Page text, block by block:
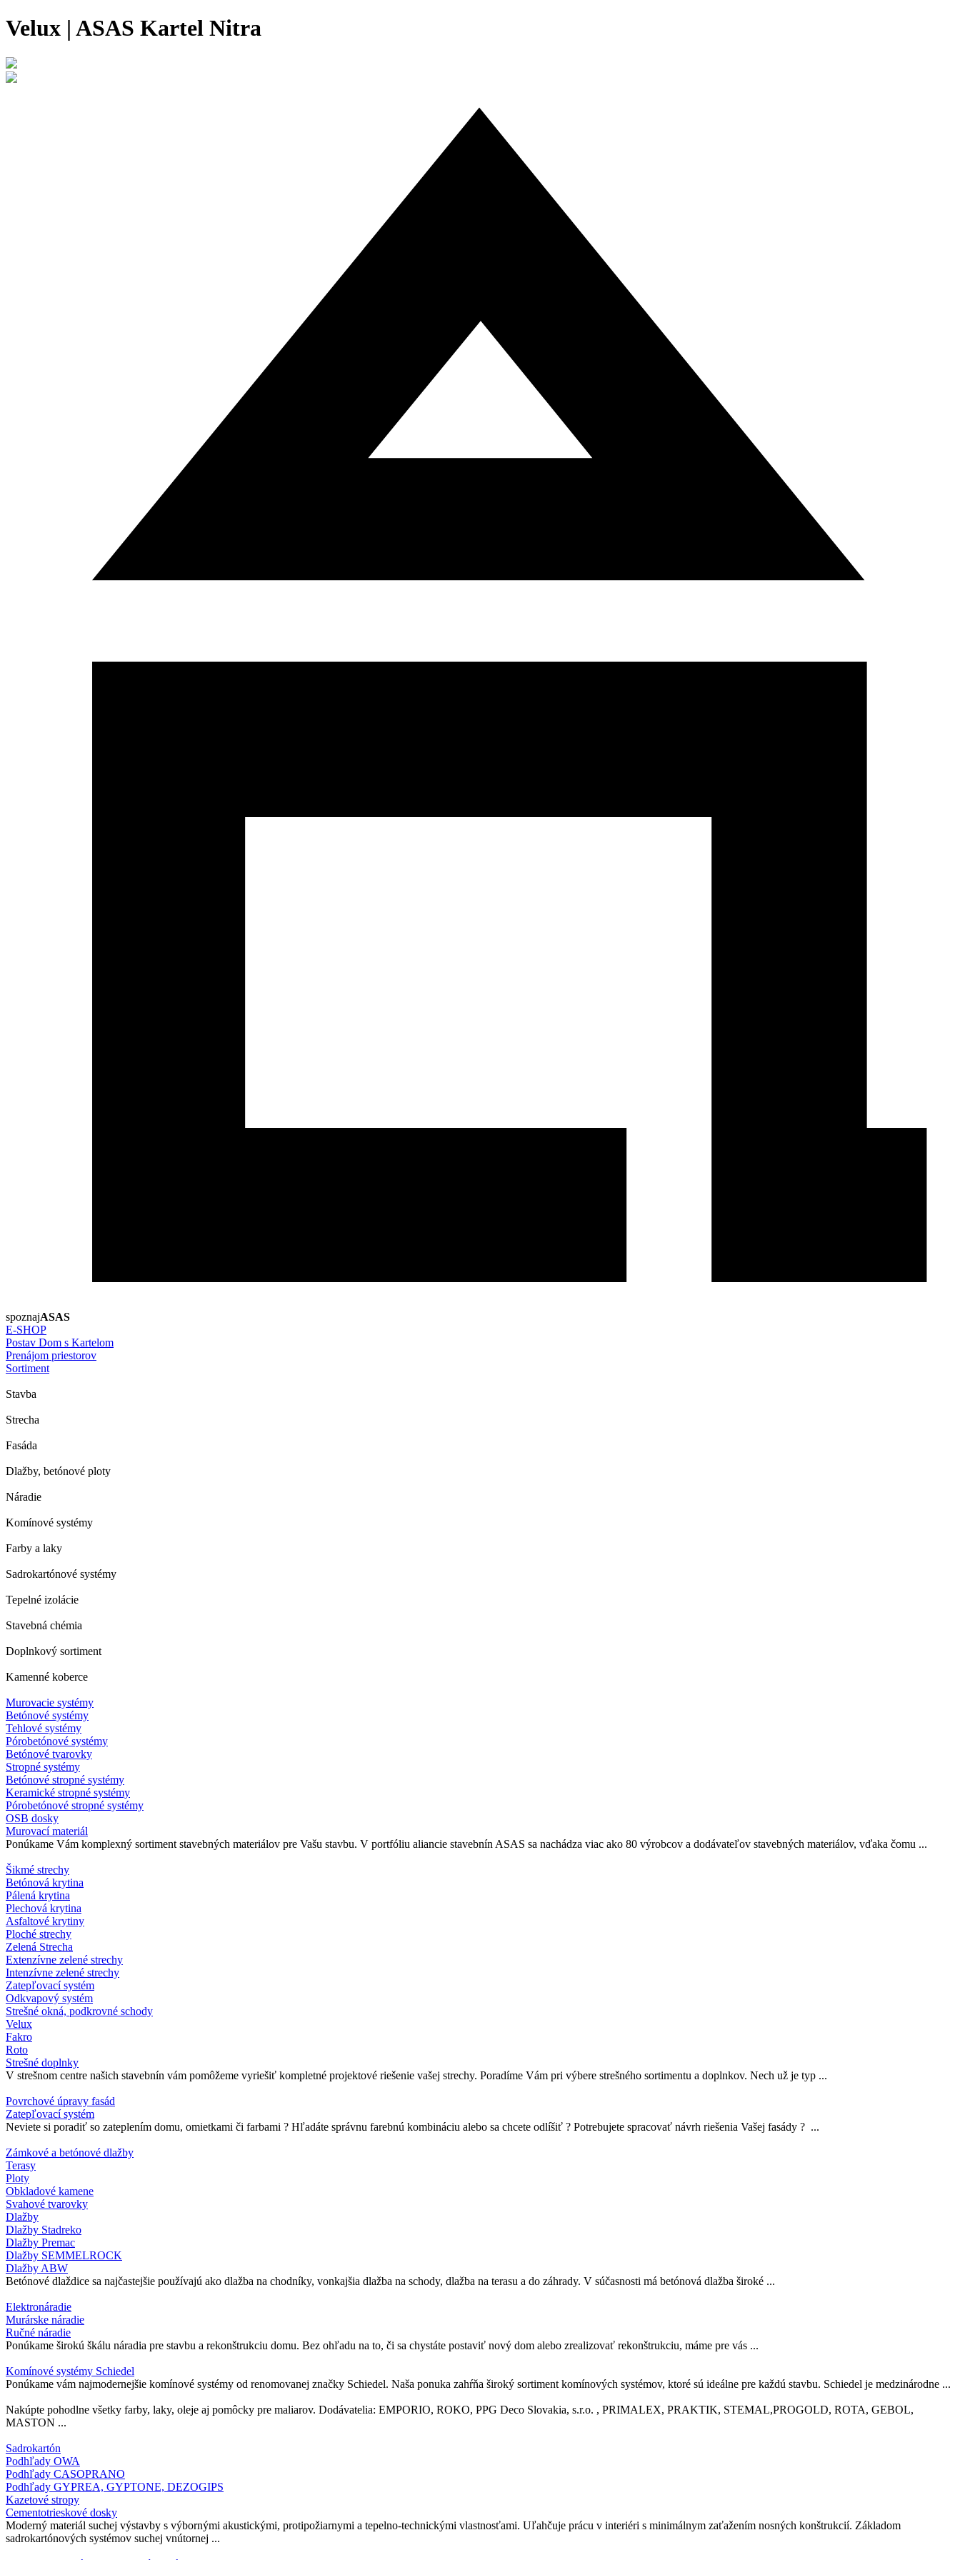
Velux | ASAS Kartel Nitra
spoznajASAS
E-SHOP
Postav Dom s Kartelom
Prenájom priestorov
Sortiment
Stavba
Strecha
Fasáda
Dlažby, betónové ploty
Náradie
Komínové systémy
Farby a laky
Sadrokartónové systémy
Tepelné izolácie
Stavebná chémia
Doplnkový sortiment
Kamenné koberce
Murovacie systémy
Betónové systémy
Tehlové systémy
Pórobetónové systémy
Betónové tvarovky
Stropné systémy
Betónové stropné systémy
Keramické stropné systémy
Pórobetónové stropné systémy
OSB dosky
Murovací materiál
Ponúkame Vám komplexný sortiment stavebných materiálov pre Vašu stavbu. V portfóliu aliancie stavebnín ASAS sa nachádza viac ako 80 výrobcov a dodávateľov stavebných materiálov, vďaka čomu ...
Šikmé strechy
Betónová krytina
Pálená krytina
Plechová krytina
Asfaltové krytiny
Ploché strechy
Zelená Strecha
Extenzívne zelené strechy
Intenzívne zelené strechy
Zatepľovací systém
Odkvapový systém
Strešné okná, podkrovné schody
Velux
Fakro
Roto
Strešné doplnky
V strešnom centre našich stavebnín vám pomôžeme vyriešiť kompletné projektové riešenie vašej strechy. Poradíme Vám pri výbere strešného sortimentu a doplnkov. Nech už je typ ...
Povrchové úpravy fasád
Zatepľovací systém
Neviete si poradiť so zateplením domu, omietkami či farbami ? Hľadáte správnu farebnú kombináciu alebo sa chcete odlíšiť ? Potrebujete spracovať návrh riešenia Vašej fasády ? ...
Zámkové a betónové dlažby
Terasy
Ploty
Obkladové kamene
Svahové tvarovky
Dlažby
Dlažby Stadreko
Dlažby Premac
Dlažby SEMMELROCK
Dlažby ABW
Betónové dlaždice sa najčastejšie používajú ako dlažba na chodníky, vonkajšia dlažba na schody, dlažba na terasu a do záhrady. V súčasnosti má betónová dlažba široké ...
Elektronáradie
Murárske náradie
Ručné náradie
Ponúkame širokú škálu náradia pre stavbu a rekonštrukciu domu. Bez ohľadu na to, či sa chystáte postaviť nový dom alebo zrealizovať rekonštrukciu, máme pre vás ...
Komínové systémy Schiedel
Ponúkame vám najmodernejšie komínové systémy od renomovanej značky Schiedel. Naša ponuka zahŕňa široký sortiment komínových systémov, ktoré sú ideálne pre každú stavbu. Schiedel je medzinárodne ...
Nakúpte pohodlne všetky farby, laky, oleje aj pomôcky pre maliarov. Dodávatelia: EMPORIO, ROKO, PPG Deco Slovakia, s.r.o. , PRIMALEX, PRAKTIK, STEMAL,PROGOLD, ROTA, GEBOL,
MASTON ...
Sadrokartón
Podhľady OWA
Podhľady CASOPRANO
Podhľady GYPREA, GYPTONE, DEZOGIPS
Kazetové stropy
Cementotrieskové dosky
Moderný materiál suchej výstavby s výbornými akustickými, protipožiarnymi a tepelno-technickými vlastnosťami. Uľahčuje prácu v interiéri s minimálnym zaťažením nosných konštrukcií. Základom
sadrokartónových systémov suchej vnútornej ...